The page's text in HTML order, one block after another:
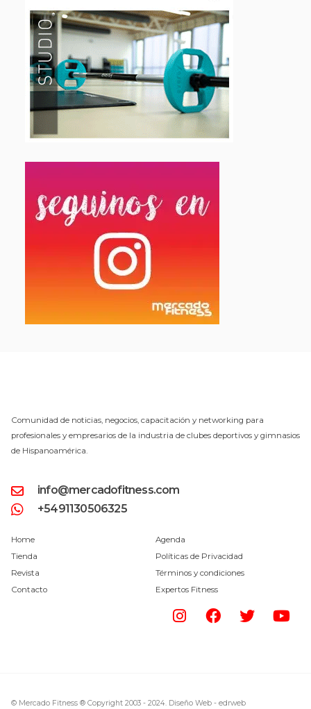
Comunidad de noticias, negocios, capacitación y networking para
profesionales y empresarios de la industria de clubes deportivos y gimnasios
de Hispanoamérica.
info@mercadofitness.com
+5491130506325
Home
Tienda
Revista
Contacto
Agenda
Políticas de Privacidad
Términos y condiciones
Expertos Fitness
© Mercado Fitness ® Copyright 2003 - 2024. Diseño Web - edrweb